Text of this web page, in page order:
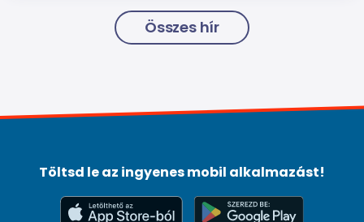
Összes hír
Töltsd le az ingyenes mobil alkalmazást!